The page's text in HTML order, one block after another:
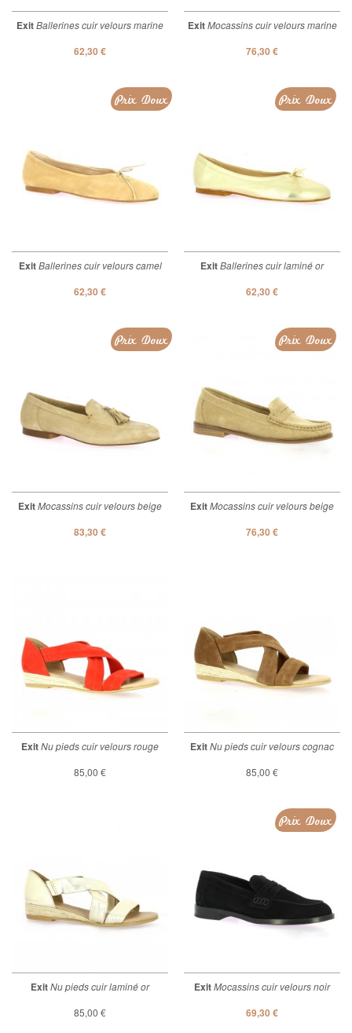
ExitBallerines cuir velours marine
62,30 €
ExitMocassins cuir velours marine
76,30 €
ExitBallerines cuir velours camel
62,30 €
Prix Doux
ExitBallerines cuir laminé or
62,30 €
Prix Doux
ExitMocassins cuir velours beige
83,30 €
Prix Doux
ExitMocassins cuir velours beige
76,30 €
Prix Doux
ExitNu pieds cuir velours rouge
85,00 €
ExitNu pieds cuir velours cognac
85,00 €
ExitNu pieds cuir laminé or
85,00 €
ExitMocassins cuir velours noir
69,30 €
Prix Doux